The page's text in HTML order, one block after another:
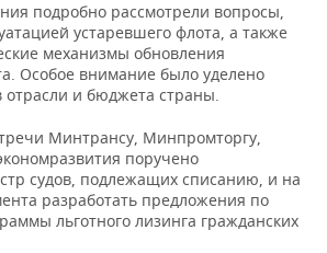
подробно рассмотрели вопросы,
устаревшего флота, а также
механизмы обновления
Особое внимание было уделено
отрасли и бюджета страны.
Минтрансу, Минпромторгу,
поручено
судов, подлежащих списанию, и на
разработать предложения по
льготного лизинга гражданских